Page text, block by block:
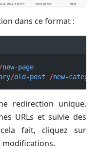
dans ce format :
new-page
/old -post /new-
redirection unique,
URLs et suivie des
fait, cliquez sur